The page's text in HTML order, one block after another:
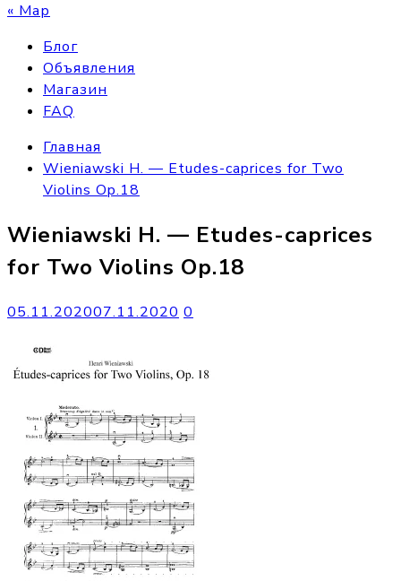
« Мар
Блог
Объявления
Магазин
FAQ
Главная
Wieniawski H. — Etudes-caprices for Two
Violins Op.18
Wieniawski H. — Etudes-caprices
for Two Violins Op.18
05.11.202007.11.2020 0